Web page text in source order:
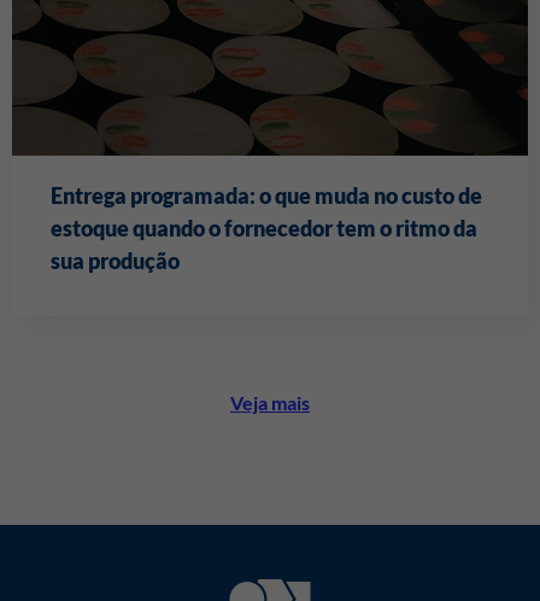
Entrega programada: o que muda no custo de
estoque quando o fornecedor tem o ritmo da
sua produção
Veja mais